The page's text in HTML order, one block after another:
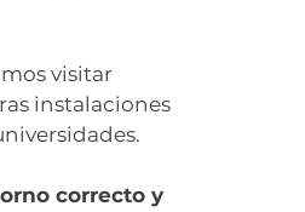
visitar
instalaciones
correcto y